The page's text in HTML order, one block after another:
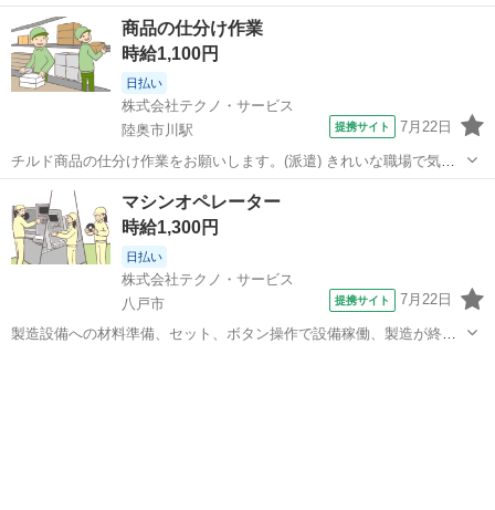
商品の仕分け作業
時給1,100円
日払い
株式会社テクノ・サービス
陸奥市川駅
提携サイト 7月22日
チルド商品の仕分け作業をお願いします。(派遣) きれいな職場で気持
ちよくお仕事しましょう。ゆっくり午後からのお仕事です☆ 幅広い年
齢層の方が活躍しています。残業が少なめなので、無理なくお仕事を
していただけます。 【まずは登録...
青森 工場
マシンオペレーター
時給1,300円
日払い
株式会社テクノ・サービス
八戸市
提携サイト 7月22日
製造設備への材料準備、セット、ボタン操作で設備稼働、製造が終わ